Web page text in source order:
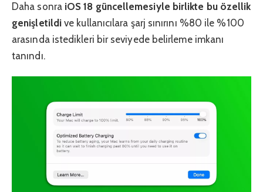
Daha sonra iOS 18 güncellemesiyle birlikte bu özellik
genişletildi ve kullanıcılara şarj sınırını %80 ile %100
arasında istedikleri bir seviyede belirleme imkanı
tanındı.